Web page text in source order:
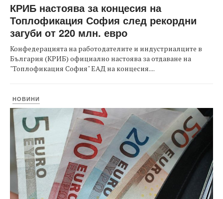
КРИБ настоява за концесия на
Топлофикация София след рекордни
загуби от 220 млн. евро
Конфедерацията на работодателите и индустриалците в
България (КРИБ) официално настоява за отдаване на
"Топлофикация София" ЕАД на концесия....
НОВИНИ